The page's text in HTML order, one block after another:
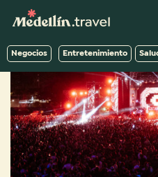
Negocios Entretenimiento